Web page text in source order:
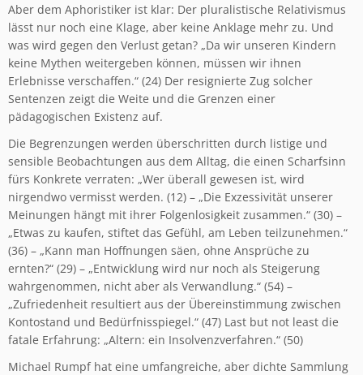
Aber dem Aphoristiker ist klar: Der pluralistische Relativismus
lässt nur noch eine Klage, aber keine Anklage mehr zu. Und
was wird gegen den Verlust getan? „Da wir unseren Kindern
keine Mythen weitergeben können, müssen wir ihnen
Erlebnisse verschaffen.“ (24) Der resignierte Zug solcher
Sentenzen zeigt die Weite und die Grenzen einer
pädagogischen Existenz auf.
Die Begrenzungen werden überschritten durch listige und
sensible Beobachtungen aus dem Alltag, die einen Scharfsinn
fürs Konkrete verraten: „Wer überall gewesen ist, wird
nirgendwo vermisst werden. (12) – „Die Exzessivität unserer
Meinungen hängt mit ihrer Folgenlosigkeit zusammen.“ (30) –
„Etwas zu kaufen, stiftet das Gefühl, am Leben teilzunehmen.“
(36) – „Kann man Hoffnungen säen, ohne Ansprüche zu
ernten?“ (29) – „Entwicklung wird nur noch als Steigerung
wahrgenommen, nicht aber als Verwandlung.“ (54) –
„Zufriedenheit resultiert aus der Übereinstimmung zwischen
Kontostand und Bedürfnisspiegel.“ (47) Last but not least die
fatale Erfahrung: „Altern: ein Insolvenzverfahren.“ (50)
Michael Rumpf hat eine umfangreiche, aber dichte Sammlung